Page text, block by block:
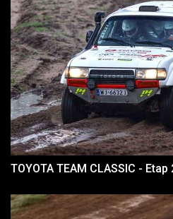
TOYOTA TEAM CLASSIC -